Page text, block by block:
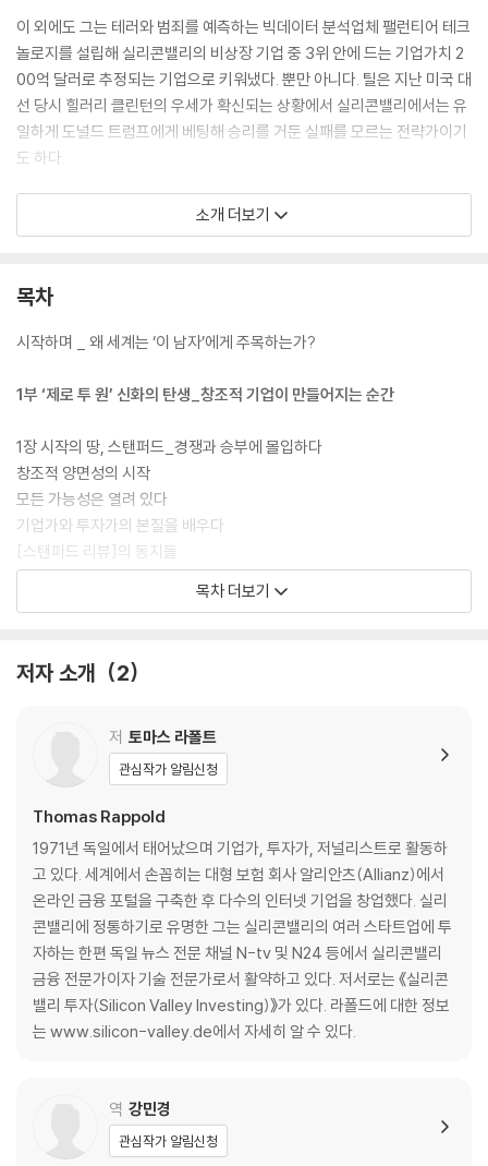
이 외에도 그는 테러와 범죄를 예측하는 빅데이터 분석업체 팰런티어 테크
놀로지를 설립해 실리콘밸리의 비상장 기업 중 3위 안에 드는 기업가치 2
00억 달러로 추정되는 기업으로 키워냈다. 뿐만 아니다. 틸은 지난 미국 대
선 당시 힐러리 클린턴의 우세가 확신되는 상황에서 실리콘밸리에서는 유
일하게 도널드 트럼프에게 베팅해 승리를 거둔 실패를 모르는 전략가이기
도 하다.
이 책은 ‘페이팔 마피아’ 탄생의 밑바탕이 된 틸의 스탠포드 재학시절부터
페이팔 창업, 페이스북 저커버그와의 만남과 팰런티어의 설립 배경 그리고
『제로 투 원』에서 미처 밝히지 못했던 피터 틸만의 ‘시대를 이기는 안목’과
의 모든 것을 파헤친 이 책은 불확실한 시대의 생존법을 고민하는 독자들
본질을 알려줄 것이다.
소개 더보기
목차
시작하며 _ 왜 세계는 ‘이 남자’에게 주목하는가?
1부 ‘제로 투 원’ 신화의 탄생_창조적 기업이 만들어지는 순간
1장 시작의 땅, 스탠퍼드_경쟁과 승부에 몰입하다
창조적 양면성의 시작
모든 가능성은 열려 있다
기업가와 투자가의 본질을 배우다
[스탠퍼드 리뷰]의 동지들
2장 ‘경쟁하는 패자’가 되지 마라_좌절에서 시작된 페이팔 창업
세계 최초 핀테크 기업, 페이팔의 설립
거인, 이베이의 어깨에 올라타다
9·11 테러 직후 이룬 상장의 꿈
페이팔의 매각
‘페이팔 마피아’의 탄생
단단한 유대로 맺어진 남자들
3장 페이팔과 팰런티어의 성공 비결_상식을 깨는 틸의 경영 전략
난제를 극복하는 법
정부로부터의 화폐 해방
비즈니스 파트너 선택은 결혼과 마찬가지
모든 전략의 초점을 하나에 맞춰라
탁월한 사람을 끌어당기는 조직
페이팔이 창조한 혁신 매커니즘
테러를 예측한 빅데이터 힘, 팰런티어의 시작
목차 더보기
저자 소개 2
저 토마스 라폴트
관심작가 알림신청
Thomas Rappold
1971년 독일에서 태어났으며 기업가, 투자가, 저널리스트로 활동하
고 있다. 세계에서 손꼽히는 대형 보험 회사 알리안츠(Allianz)에서
온라인 금융 포털을 구축한 후 다수의 인터넷 기업을 창업했다. 실리
콘밸리에 정통하기로 유명한 그는 실리콘밸리의 여러 스타트업에 투
자하는 한편 독일 뉴스 전문 채널 N-tv 및 N24 등에서 실리콘밸리
금융 전문가이자 기술 전문가로서 활약하고 있다. 저서로는 《실리콘
밸리 투자(Silicon Valley Investing)》가 있다. 라폴드에 대한 정보
는 www.silicon-valley.de에서 자세히 알 수 있다.
역 강민경
관심작가 알림신청